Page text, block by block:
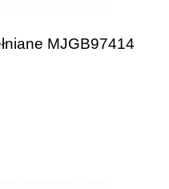
MJGB97414